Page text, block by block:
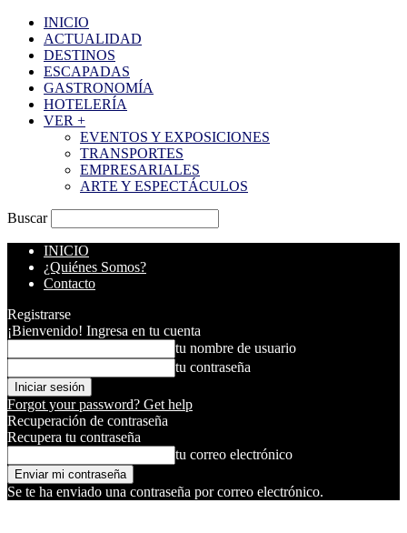
INICIO
ACTUALIDAD
DESTINOS
ESCAPADAS
GASTRONOMÍA
HOTELERÍA
VER +
EVENTOS Y EXPOSICIONES
TRANSPORTES
EMPRESARIALES
ARTE Y ESPECTÁCULOS
Buscar
INICIO
¿Quiénes Somos?
Contacto
Registrarse
¡Bienvenido! Ingresa en tu cuenta
tu nombre de usuario
tu contraseña
Forgot your password? Get help
Recuperación de contraseña
Recupera tu contraseña
tu correo electrónico
Se te ha enviado una contraseña por correo electrónico.